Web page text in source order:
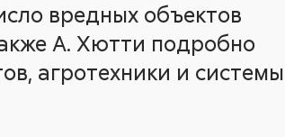
вредных объектов
А. Хютти подробно
агротехники и системы